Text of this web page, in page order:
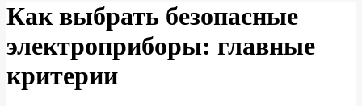
Как выбрать безопасные
электроприборы: главные
критерии